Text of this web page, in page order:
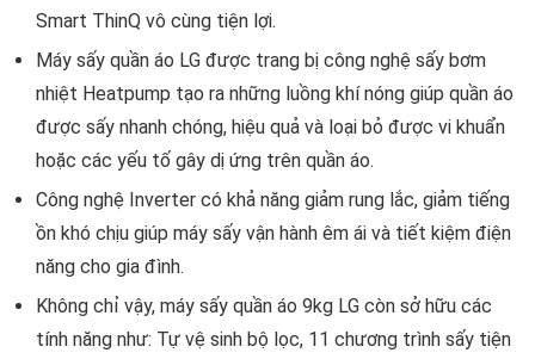
Smart ThinQ vô cùng tiện lợi.
Máy sấy quần áo LG được trang bị công nghệ sấy bơm
nhiệt Heatpump tạo ra những luồng khí nóng giúp quần áo
được sấy nhanh chóng, hiệu quả và loại bỏ được vi khuẩn
hoặc các yếu tố gây dị ứng trên quần áo.
Công nghệ Inverter có khả năng giảm rung lắc, giảm tiếng
ồn khó chịu giúp máy sấy vận hành êm ái và tiết kiệm điện
năng cho gia đình.
Không chỉ vậy, máy sấy quần áo 9kg LG còn sở hữu các
tính năng như: Tự vệ sinh bộ lọc, 11 chương trình sấy tiện